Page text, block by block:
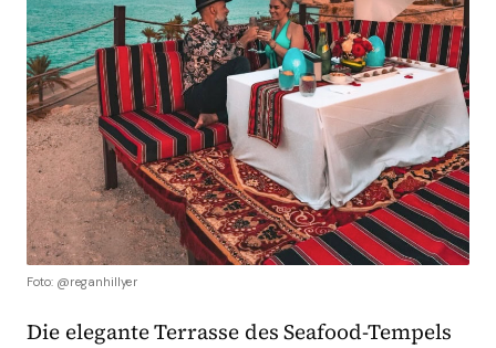
Foto: @reganhillyer
Die elegante Terrasse des Seafood-Tempels